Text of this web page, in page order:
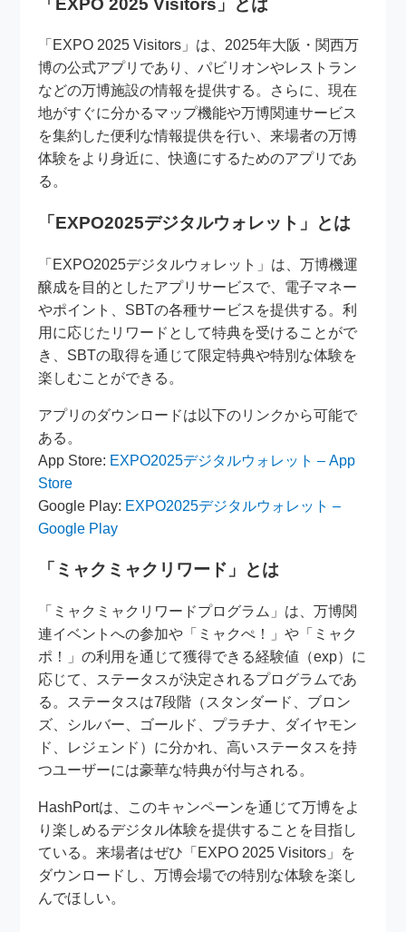
「EXPO 2025 Visitors」は、2025年大阪・関西万
博の公式アプリであり、パビリオンやレストラン
などの万博施設の情報を提供する。さらに、現在
地がすぐに分かるマップ機能や万博関連サービス
を集約した便利な情報提供を行い、来場者の万博
体験をより身近に、快適にするためのアプリであ
る。
「EXPO2025デジタルウォレット」とは
「EXPO2025デジタルウォレット」は、万博機運
醸成を目的としたアプリサービスで、電子マネー
やポイント、SBTの各種サービスを提供する。利
用に応じたリワードとして特典を受けることがで
き、SBTの取得を通じて限定特典や特別な体験を
楽しむことができる。
アプリのダウンロードは以下のリンクから可能で
ある。
App Store: EXPO2025デジタルウォレット – App
Store
Google Play: EXPO2025デジタルウォレット –
Google Play
「ミャクミャクリワード」とは
「ミャクミャクリワードプログラム」は、万博関
連イベントへの参加や「ミャクぺ！」や「ミャク
ポ！」の利用を通じて獲得できる経験値（exp）に
応じて、ステータスが決定されるプログラムであ
る。ステータスは7段階（スタンダード、ブロン
ズ、シルバー、ゴールド、プラチナ、ダイヤモン
ド、レジェンド）に分かれ、高いステータスを持
つユーザーには豪華な特典が付与される。
HashPortは、このキャンペーンを通じて万博をよ
り楽しめるデジタル体験を提供することを目指し
ている。来場者はぜひ「EXPO 2025 Visitors」を
ダウンロードし、万博会場での特別な体験を楽し
んでほしい。